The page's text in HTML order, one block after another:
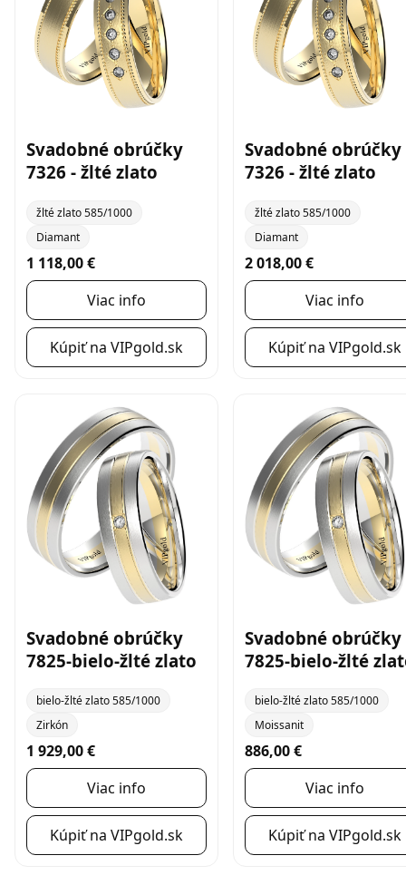
Svadobné obrúčky
7326 - žlté zlato
žlté zlato 585/1000
Diamant
1 118,00 €
Viac info
Kúpiť na VIPgold.sk
Svadobné obrúčky
7326 - žlté zlato
žlté zlato 585/1000
Diamant
2 018,00 €
Viac info
Kúpiť na VIPgold.sk
Svadobné obrúčky
7825-bielo-žlté zlato
bielo-žlté zlato 585/1000
Zirkón
1 929,00 €
Viac info
Kúpiť na VIPgold.sk
Svadobné obrúčky
7825-bielo-žlté
bielo-žlté zlato 585/1000
Moissanit
886,00 €
Viac info
Kúpiť na VIPgold.sk